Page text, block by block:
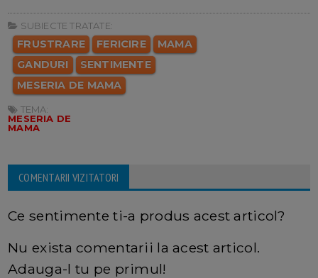
SUBIECTE TRATATE:
FRUSTRARE FERICIRE
MAMA
GANDURI
SENTIMENTE
MESERIA DE MAMA
TEMA:
MESERIA DE
MAMA
COMENTARII VIZITATORI
Ce sentimente ti-a produs acest articol?
Nu exista comentarii la acest articol.
Adauga-l tu pe primul!